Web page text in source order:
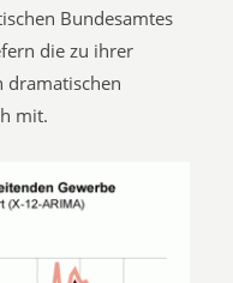
Bundesamtes
die zu ihrer
dramatischen
mit.